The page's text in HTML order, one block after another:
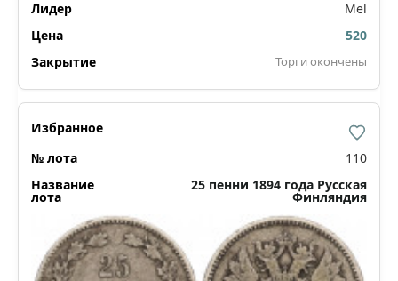
Mel
520
Торги окончены
110
25 пенни 1894 года Русская
Финляндия